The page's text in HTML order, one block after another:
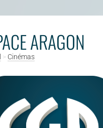
ARAGON
> Cinémas